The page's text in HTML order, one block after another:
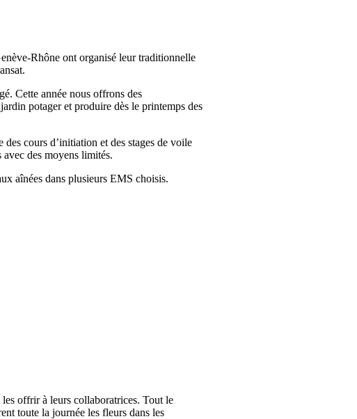
Rhône ont organisé leur traditionnelle
Cette année nous offrons des
potager et produire dès le printemps des
cours d’initiation et des stages de voile
des moyens limités.
aînées dans plusieurs EMS choisis.
les offrir à leurs collaboratrices. Tout le
toute la journée les fleurs dans les